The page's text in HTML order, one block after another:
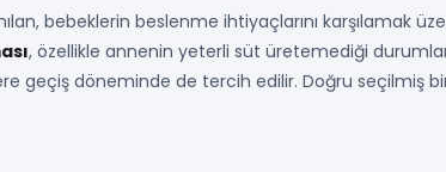
bebeklerin beslenme ihtiyaçlarını karşılamak
, özellikle annenin yeterli süt üretemediği
geçiş döneminde de tercih edilir. Doğru seçilmiş